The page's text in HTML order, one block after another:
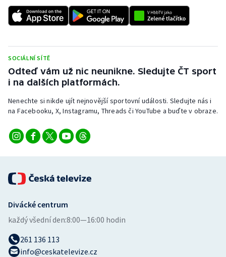
Sportovní střelba
Stolní tenis
Triatlon
Veslování
Volejbal
SOCIÁLNÍ SÍTĚ
Odteď vám už nic neunikne. Sledujte ČT sport
i na dalších platformách.
Nenechte si nikde ujít nejnovější sportovní události. Sledujte nás i
na Facebooku, X, Instagramu, Threads či YouTube a buďte v obraze.
Divácké centrum
každý všední den:8:00—16:00 hodin
261 136 113
info@ceskatelevize.cz